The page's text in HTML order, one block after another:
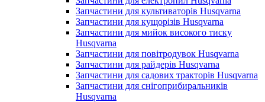
Запчастини для культиваторів Husqvarna
Запчастини для кущорізів Husqvarna
Запчастини для мийок високого тиску
Husqvarna
Запчастини для повітродувок Husqvarna
Запчастини для райдерів Husqvarna
Запчастини для садових тракторів Husqvarna
Запчастини для снігоприбиральників
Husqvarna